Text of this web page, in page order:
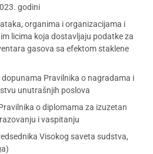
godini
organima i organizacijama i
licima koja dostavljaju podatke za
gasova sa efektom staklene
Pravilnika o nagradama i
unutrašnjih poslova
o diplomama za izuzetan
i vaspitanju
Visokog saveta sudstva,